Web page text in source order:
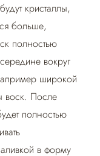
кристаллы,
больше,
полностью
вокруг
широкой
воск. После
полностью
в форму